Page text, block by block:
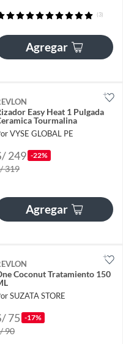
(3)
Agregar
Easy Heat 1 Pulgada
Tourmalina
VYSE GLOBAL PE
249 -22%
319
Agregar
Coconut Tratamiento 150
SUZATA STORE
75 -17%
90